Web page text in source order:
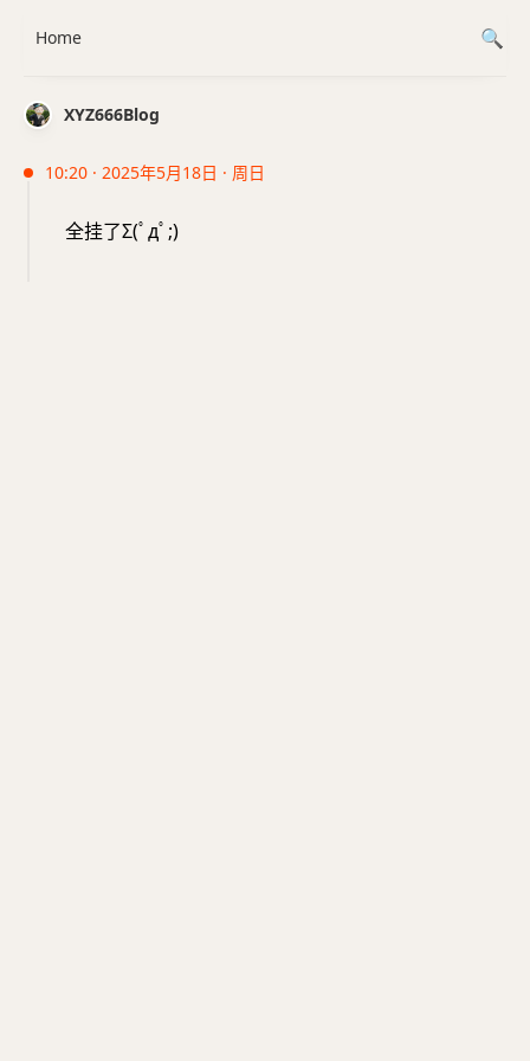
XYZ666Blog
10:20 · 2025年5月18日 · 周日
全挂了Σ(ﾟдﾟ;)
Home